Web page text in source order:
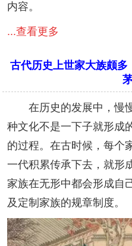
内容。
...查看更多
古代历史上世家大族颇
在历史的发展中，慢
种文化不是一下子就形成
的过程。在古时候，每个
一代积累传承下去，就形
家族在无形中都会形成自
及定制家族的规章制度。